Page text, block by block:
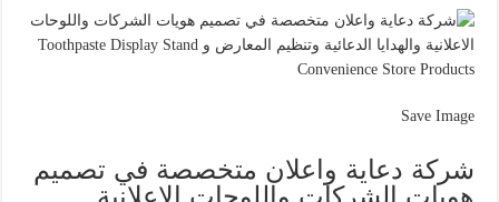
Save Image
شركة دعاية واعلان متخصصة في تصميم
هويات الشركات واللوحات الاعلانية